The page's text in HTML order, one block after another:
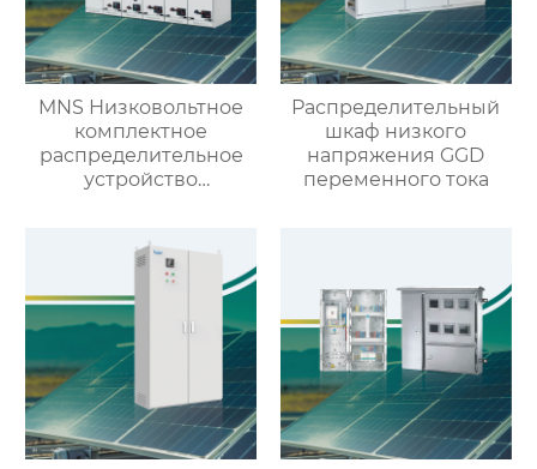
MNS Низковольтное
комплектное
распределительное
устройство
Распределительный
шкаф низкого
напряжения GGD
переменного тока